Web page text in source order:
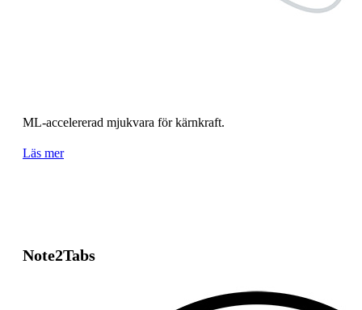
ML-accelererad mjukvara för kärnkraft.
Läs mer
Note2Tabs